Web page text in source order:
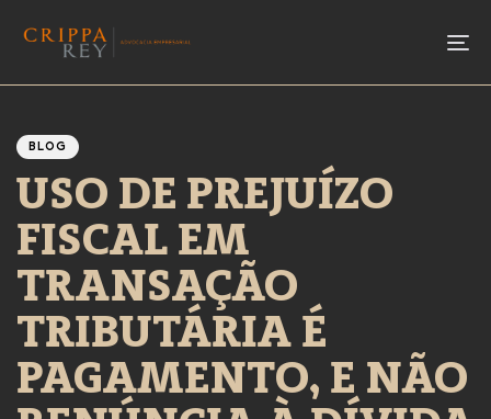
BLOG
USO DE PREJUÍZO
FISCAL EM
TRANSAÇÃO
TRIBUTÁRIA É
PAGAMENTO, E NÃO